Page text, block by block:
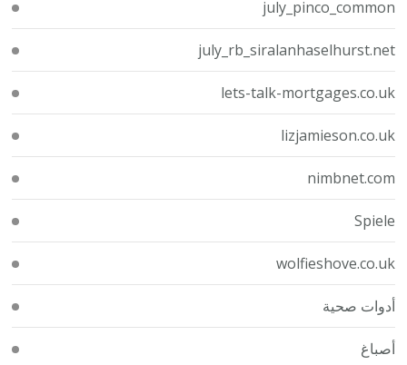
july_pinco_common
july_rb_siralanhaselhurst.net
lets-talk-mortgages.co.uk
lizjamieson.co.uk
nimbnet.com
Spiele
wolfieshove.co.uk
أدوات صحية
أصباغ